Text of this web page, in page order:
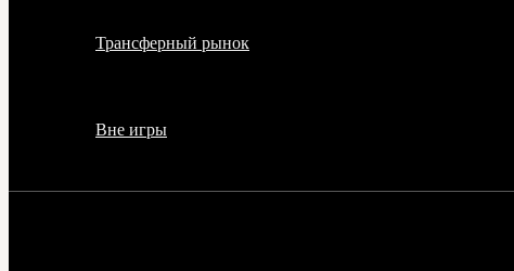
Трансферный рынок
Вне игры